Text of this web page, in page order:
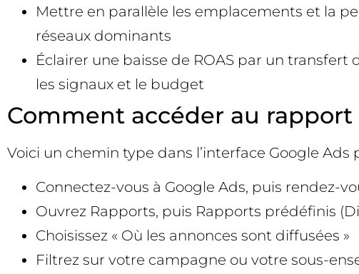
Mettre en parallèle les emplacements et la
réseaux dominants
Éclairer une baisse de ROAS par un
les signaux et le budget
Comment accéder au rapport
Voici un chemin type dans l’interface Google
Connectez-vous à Google Ads, puis rendez-
Ouvrez Rapports, puis Rapports prédéfinis
Choisissez « Où les annonces sont diffusées »
Filtrez sur votre campagne ou votre sous-